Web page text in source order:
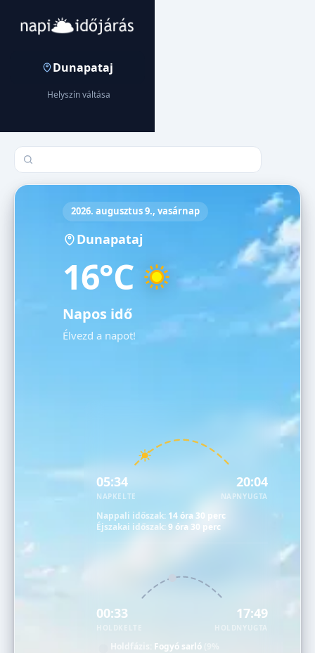
Dunapataj
Helyszín váltása
Település keresése
2026. augusztus 9., vasárnap
Dunapataj
16°C
Napos idő
Élvezd a napot!
05:34
NAPKELTE
20:04
NAPNYUGTA
Nappali időszak: 14 óra 30 perc
Éjszakai időszak:9 óra 30 perc
00:33 17:49
HOLDNYUGTA
Holdfázis: Fogyó sarló